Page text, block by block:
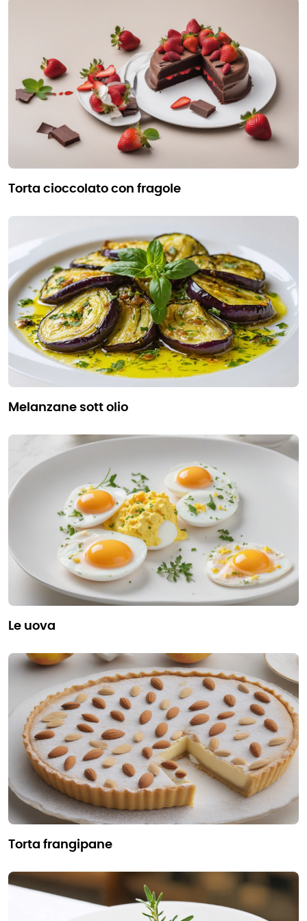
torta cioccolato con fragole
melanzane sott olio
le uova
torta frangipane